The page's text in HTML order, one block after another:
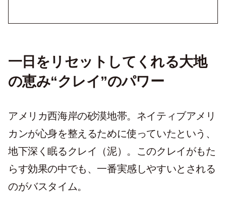
一日をリセットしてくれる大地
の恵み“クレイ”のパワー
アメリカ西海岸の砂漠地帯。ネイティブアメリ
カンが心身を整えるために使っていたという、
地下深く眠るクレイ（泥）。このクレイがもた
らす効果の中でも、一番実感しやすいとされる
のがバスタイム。